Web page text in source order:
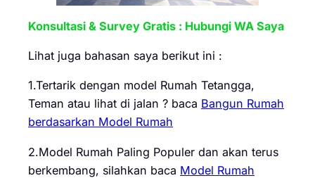
Konsultasi & Survey Gratis : Hubungi WA Saya
Lihat juga bahasan saya berikut ini :
1.Tertarik dengan model Rumah Tetangga,
Teman atau lihat di jalan ? baca Bangun Rumah
berdasarkan Model Rumah
2.Model Rumah Paling Populer dan akan terus
berkembang, silahkan baca Model Rumah